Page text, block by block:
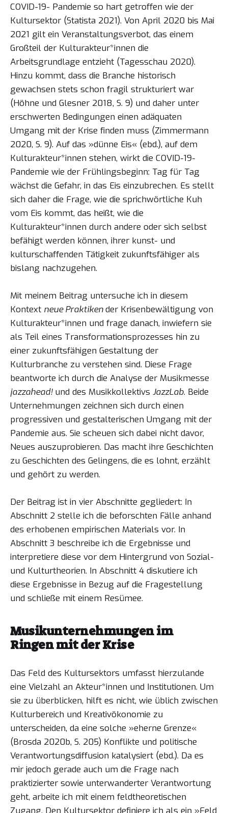
COVID-19- Pandemie so hart getroffen wie der
Kultursektor (Statista 2021). Von April 2020 bis Mai
2021 gilt ein Veranstaltungsverbot, das einem
Großteil der Kulturakteur*innen die
Arbeitsgrundlage entzieht (Tagesschau 2020).
Hinzu kommt, dass die Branche historisch
gewachsen stets schon fragil strukturiert war
(Höhne und Glesner 2018, S. 9) und daher unter
erschwerten Bedingungen einen adäquaten
Umgang mit der Krise finden muss (Zimmermann
2020, S. 9). Auf das »dünne Eis« (ebd.), auf dem
Kulturakteur*innen stehen, wirkt die COVID-19-
Pandemie wie der Frühlingsbeginn: Tag für Tag
wächst die Gefahr, in das Eis einzubrechen. Es stellt
sich daher die Frage, wie die sprichwörtliche Kuh
vom Eis kommt, das heißt, wie die
Kulturakteur*innen durch andere oder sich selbst
befähigt werden können, ihrer kunst- und
kulturschaffenden Tätigkeit zukunftsfähiger als
bislang nachzugehen.
Mit meinem Beitrag untersuche ich in diesem
Kontext neue Praktikender Krisenbewältigung von
Kulturakteur*innen und frage danach, inwiefern sie
als Teil eines Transformationsprozesses hin zu
einer zukunftsfähigen Gestaltung der
Kulturbranche zu verstehen sind. Diese Frage
beantworte ich durch die Analyse der Musikmesse
jazzahead! und des Musikkollektivs JazzLab. Beide
Unternehmungen zeichnen sich durch einen
progressiven und gestalterischen Umgang mit der
Pandemie aus. Sie scheuen sich dabei nicht davor,
Neues auszuprobieren. Das macht ihre Geschichten
zu Geschichten des Gelingens, die es lohnt, erzählt
und gehört zu werden.
Der Beitrag ist in vier Abschnitte gegliedert: In
Abschnitt 2 stelle ich die beforschten Fälle anhand
des erhobenen empirischen Materials vor. In
Abschnitt 3 beschreibe ich die Ergebnisse und
interpretiere diese vor dem Hintergrund von Sozial-
und Kulturtheorien. In Abschnitt 4 diskutiere ich
diese Ergebnisse in Bezug auf die Fragestellung
und schließe mit einem Resümee.
Musikunternehmungen im
Ringen mit der Krise
Das Feld des Kultursektors umfasst hierzulande
eine Vielzahl an Akteur*innen und Institutionen. Um
sie zu überblicken, hilft es nicht, wie üblich zwischen
Kulturbereich und Kreativökonomie zu
unterscheiden, da eine solche »eherne Grenze«
(Brosda 2020b, S. 205) Konflikte und politische
Verantwortungsdiffusion katalysiert (ebd.). Da es
mir jedoch gerade auch um die Frage nach
praktizierter sowie unterwanderter Verantwortung
geht, arbeite ich mit einem feldtheoretischen
Zugang. Den Kultursektor definiere ich als ein »Feld